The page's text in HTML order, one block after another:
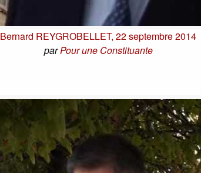
Bernard REYGROBELLET, 22 septembre 2014
parPour une Constituante